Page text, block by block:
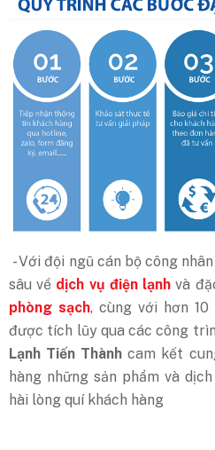
- Với đội ngũ cán bộ công
sâu về dịch vụ điện lạnh và
phòng sạch, cùng với hơn 10
được tích lũy qua các công
Lạnh Tiến Thành cam kết
hàng những sản phẩm và
hài lòng quí khách hàng